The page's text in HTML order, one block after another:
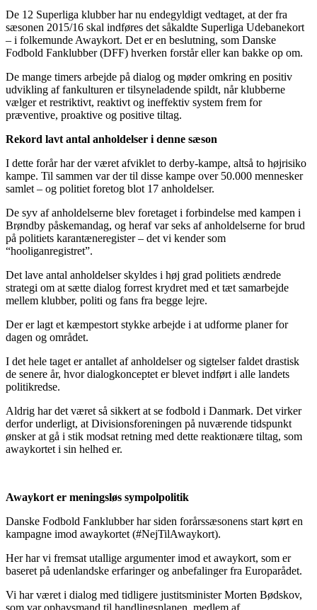
De 12 Superliga klubber har nu endegyldigt vedtaget, at der fra
sæsonen 2015/16 skal indføres det såkaldte Superliga Udebanekort
– i folkemunde Awaykort. Det er en beslutning, som Danske
Fodbold Fanklubber (DFF) hverken forstår eller kan bakke op om.
De mange timers arbejde på dialog og møder omkring en positiv
udvikling af fankulturen er tilsyneladende spildt, når klubberne
vælger et restriktivt, reaktivt og ineffektiv system frem for
præventive, proaktive og positive tiltag.
Rekord lavt antal anholdelser i denne sæson
I dette forår har der været afviklet to derby-kampe, altså to højrisiko
kampe. Til sammen var der til disse kampe over 50.000 mennesker
samlet – og politiet foretog blot 17 anholdelser.
De syv af anholdelserne blev foretaget i forbindelse med kampen i
Brøndby påskemandag, og heraf var seks af anholdelserne for brud
på politiets karantæneregister – det vi kender som
“hooliganregistret”.
Det lave antal anholdelser skyldes i høj grad politiets ændrede
strategi om at sætte dialog forrest krydret med et tæt samarbejde
mellem klubber, politi og fans fra begge lejre.
Der er lagt et kæmpestort stykke arbejde i at udforme planer for
dagen og området.
I det hele taget er antallet af anholdelser og sigtelser faldet drastisk
de senere år, hvor dialogkonceptet er blevet indført i alle landets
politikredse.
Aldrig har det været så sikkert at se fodbold i Danmark. Det virker
derfor underligt, at Divisionsforeningen på nuværende tidspunkt
ønsker at gå i stik modsat retning med dette reaktionære tiltag, som
awaykortet i sin helhed er.
Awaykort er meningsløs sympolpolitik
Danske Fodbold Fanklubber har siden forårssæsonens start kørt en
kampagne imod awaykortet (#NejTilAwaykort).
Her har vi fremsat utallige argumenter imod et awaykort, som er
baseret på udenlandske erfaringer og anbefalinger fra Europarådet.
Vi har været i dialog med tidligere justitsminister Morten Bødskov,
som var ophavsmand til handlingsplanen, medlem af